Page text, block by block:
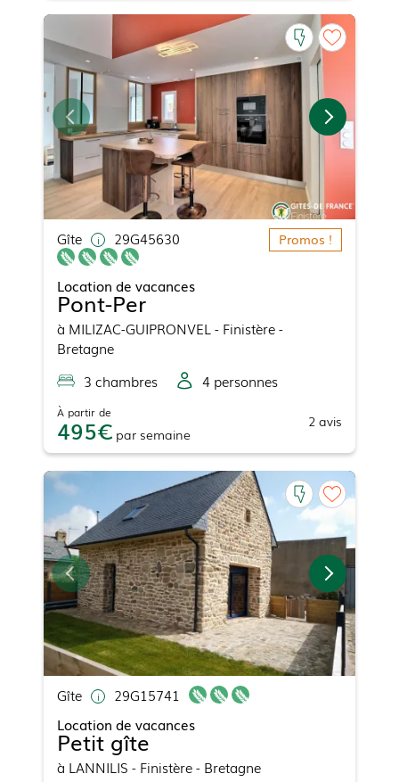
Gîte 29G45630 Promos !
Location de vacances
Pont-Per
à MILIZAC-GUIPRONVEL - Finistère -
Bretagne
3 chambres 4 personnes
À partir de
495 par semaine
2 avis
Gîte
29G15741
Location de vacances
Petit gîte
à LANNILIS - Finistère - Bretagne